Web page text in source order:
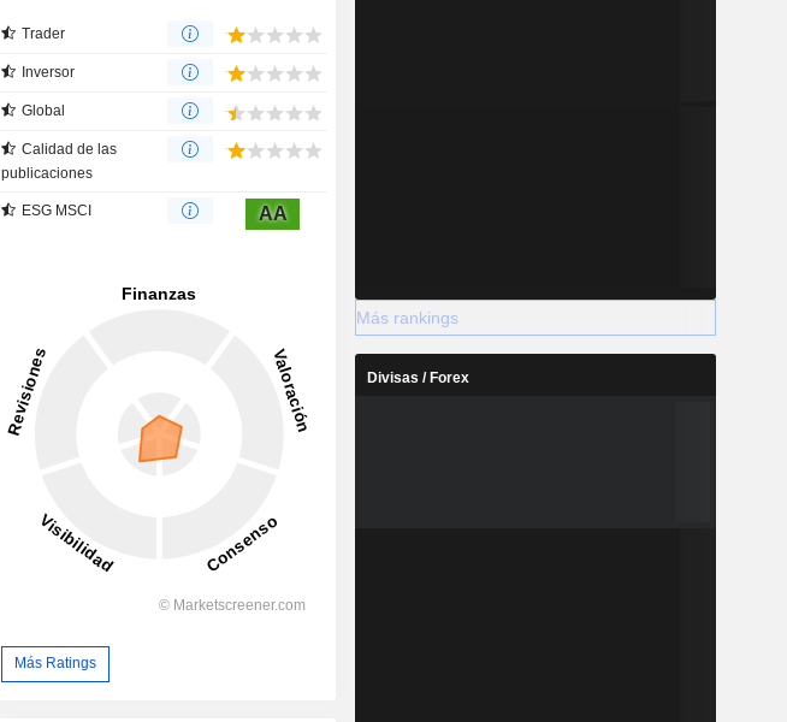
Trader
Inversor
Global
Calidad de las
publicaciones
ESG MSCI AA
Más Ratings
Más rankings
Divisas / Forex